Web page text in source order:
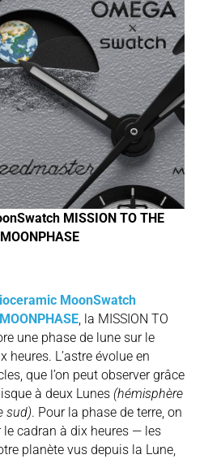
MISSION TO THE
MOONPHASE
MoonSwatch
, la MISSION TO
une phase de lune sur le
heures. L’astre évolue en
que l’on peut observer grâce
à deux Lunes(hémisphère
sud). Pour la phase de terre, on
cadran à dix heures — les
planète vus depuis la Lune,